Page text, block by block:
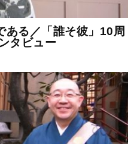
ある／「誰そ彼」10周
タビュー